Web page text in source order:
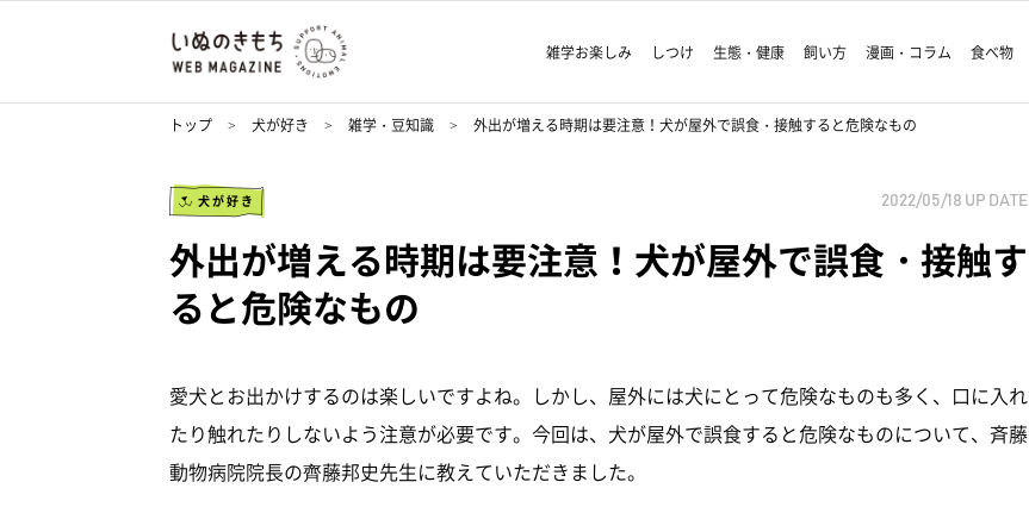
雑学お楽しみ しつけ 生態・健康 飼い方 漫画・コラム 食べ物
トップ 犬が好き 雑学・豆知識 外出が増える時期は要注意！犬が屋外で誤食・接触すると危険なもの
犬が好き 2022/05/18 UP DATE
外出が増える時期は要注意！犬が屋外で誤食・接触す
ると危険なもの
愛犬とお出かけするのは楽しいですよね。しかし、屋外には犬にとって危険なものも多く、口に入れ
たり触れたりしないよう注意が必要です。今回は、犬が屋外で誤食すると危険なものについて、斉藤
動物病院院長の齊藤邦史先生に教えていただきました。